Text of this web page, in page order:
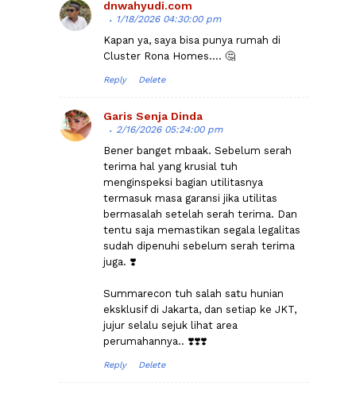
dnwahyudi.com
1/18/2026 04:30:00 pm
Kapan ya, saya bisa punya rumah di
Cluster Rona Homes.... 🤔
Reply Delete
Garis Senja Dinda
2/16/2026 05:24:00 pm
Bener banget mbaak. Sebelum serah
terima hal yang krusial tuh
menginspeksi bagian utilitasnya
termasuk masa garansi jika utilitas
bermasalah setelah serah terima. Dan
tentu saja memastikan segala legalitas
sudah dipenuhi sebelum serah terima
juga. ❣️
Summarecon tuh salah satu hunian
eksklusif di Jakarta, dan setiap ke JKT,
jujur selalu sejuk lihat area
perumahannya.. ❣️❣️❣️
Reply Delete